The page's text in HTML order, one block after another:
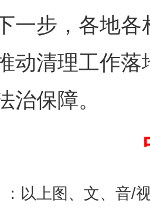
一步，各地
动清理工作
治保障。
：以上图、文、音/